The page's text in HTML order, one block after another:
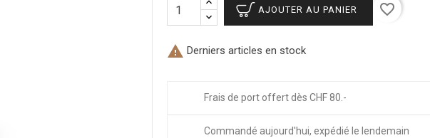
AJOUTER AU PANIER favorite_border
 Derniers articles en stock
Frais de port offert dès CHF 80.-
Commandé aujourd'hui, expédié le lendemain